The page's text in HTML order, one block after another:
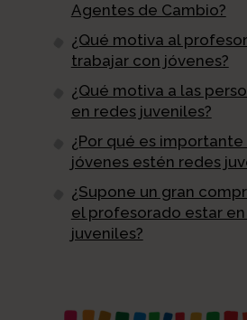
Agentes de Cambio?
¿Qué motiva al
trabajar con jóvenes?
¿Qué motiva a las
en redes juveniles?
¿Por qué es
jóvenes estén redes
¿Supone un gran
el profesorado estar
juveniles?